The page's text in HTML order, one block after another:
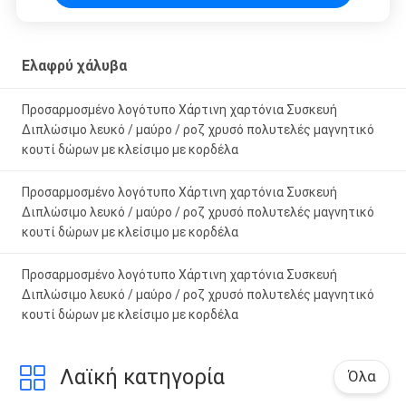
spot makes all the difference. No more eye
4's visual clarity is fantastic once you dial in the
smooth, and finding that sweet spot makes all
the difference. No more eye strain during long
sessions. Highly r
Ελαφρύ χάλυβα
Προσαρμοσμένο λογότυπο Χάρτινη χαρτόνια Συσκευή
Διπλώσιμο λευκό / μαύρο / ροζ χρυσό πολυτελές μαγνητικό
κουτί δώρων με κλείσιμο με κορδέλα
Προσαρμοσμένο λογότυπο Χάρτινη χαρτόνια Συσκευή
Διπλώσιμο λευκό / μαύρο / ροζ χρυσό πολυτελές μαγνητικό
κουτί δώρων με κλείσιμο με κορδέλα
Προσαρμοσμένο λογότυπο Χάρτινη χαρτόνια Συσκευή
Διπλώσιμο λευκό / μαύρο / ροζ χρυσό πολυτελές μαγνητικό
κουτί δώρων με κλείσιμο με κορδέλα
Λαϊκή κατηγορία Όλα